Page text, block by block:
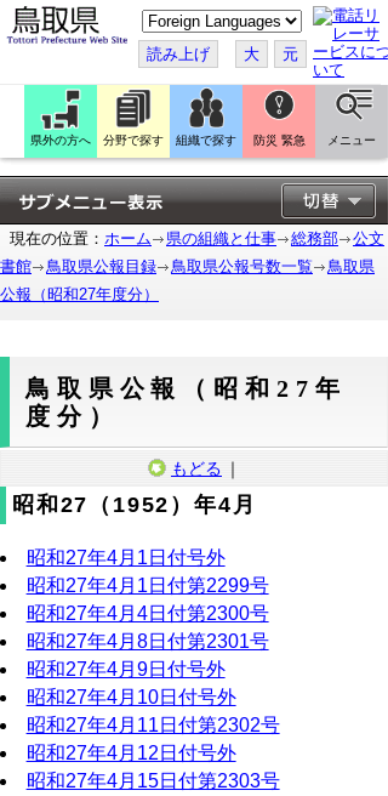
こ
の
ペ
ー
ジ
翻
訳
す
る
読み上げ 大 元
県外の方へ 分野で探す 組織で探す 防災 緊急 メニュー
現在の位置： ホーム 県の組織と仕事 総務部
公文
書館
鳥取県公報目録 鳥取県公報号数一覧
鳥取県
公報（昭和27年度分）
鳥取県公報（昭和27年
度分）
もどる ｜
昭和27（1952）年4月
昭和27年4月1日付号外
昭和27年4月1日付第2299号
昭和27年4月4日付第2300号
昭和27年4月8日付第2301号
昭和27年4月9日付号外
昭和27年4月10日付号外
昭和27年4月11日付第2302号
昭和27年4月12日付号外
昭和27年4月15日付第2303号